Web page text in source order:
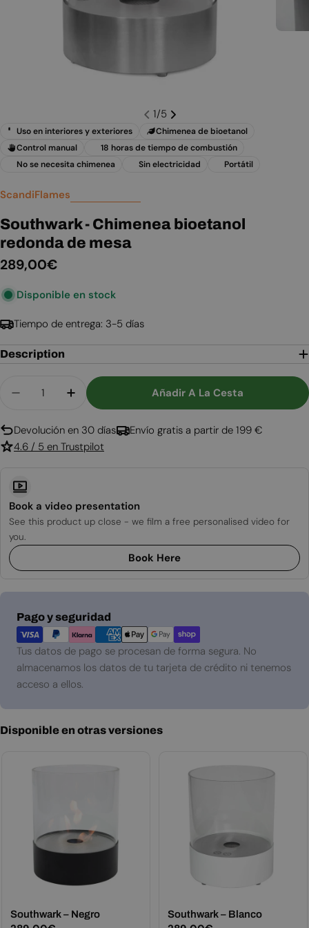
1/5
Uso en interiores y exteriores
Chimenea de bioetanol
Control manual
18 horas de tiempo de combustión
No se necesita chimenea
Sin electricidad Portátil
ScandiFlames
Southwark - Chimenea bioetanol
redonda de mesa
Precio
289,00€
Disponible en stock
Tiempo de entrega: 3-5 días
Description
Disminuir Cantidad Para Southwark -
Aumentar Cantidad Para Southwark -
Añadir A La Cesta
Devolución en 30 días
Envío gratis a partir de 199 €
4.6 / 5 en Trustpilot
Book a video presentation
See this product up close - we film a free personalised video for
you.
Book Here
Pago y seguridad
Métodos
de
pago
Tus datos de pago se procesan de forma segura. No
almacenamos los datos de tu tarjeta de crédito ni tenemos
acceso a ellos.
Disponible en otras versiones
Southwark – Negro Southwark – Blanco